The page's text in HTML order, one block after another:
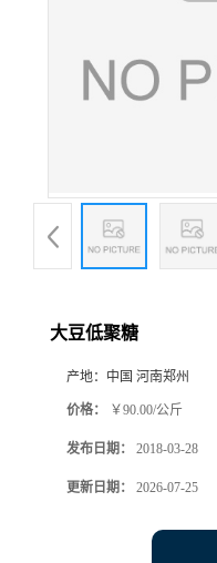
大豆低聚糖
产地： 中国 河南郑州
价格： ￥90.00/公斤
发布日期： 2018-03-28
更新日期： 2026-07-25